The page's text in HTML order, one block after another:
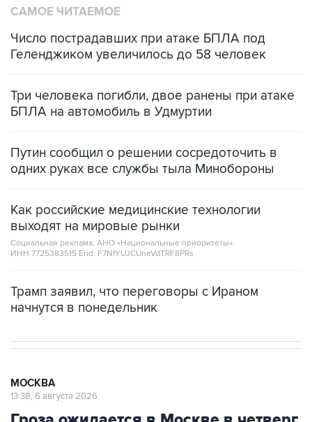
САМОЕ ЧИТАЕМОЕ
Число пострадавших при атаке БПЛА под
Геленджиком увеличилось до 58 человек
Три человека погибли, двое ранены при атаке
БПЛА на автомобиль в Удмуртии
Путин сообщил о решении сосредоточить в
одних руках все службы тыла Минобороны
Как российские медицинские технологии
выходят на мировые рынки
Социальная реклама, АНО «Национальные приоритеты».
ИНН 7725383515 Erid: F7NfYUJCUneVdTRF8PRs
Трамп заявил, что переговоры с Ираном
начнутся в понедельник
МОСКВА
13:38, 6 августа 2026